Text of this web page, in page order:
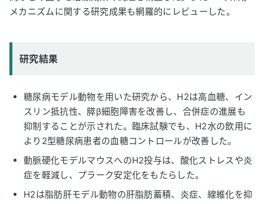
メカニズムに関する研究成果も網羅的にレビューした。
研究結果
糖尿病モデル動物を用いた研究から、H2は高血糖、イン
スリン抵抗性、膵β細胞障害を改善し、合併症の進展も
抑制することが示された。臨床試験でも、H2水の飲用に
より2型糖尿病患者の血糖コントロールが改善した。
動脈硬化モデルマウスへのH2投与は、酸化ストレスや炎
症を軽減し、プラーク安定化をもたらした。
H2は脂肪肝モデル動物の肝脂肪蓄積、炎症、線維化を抑